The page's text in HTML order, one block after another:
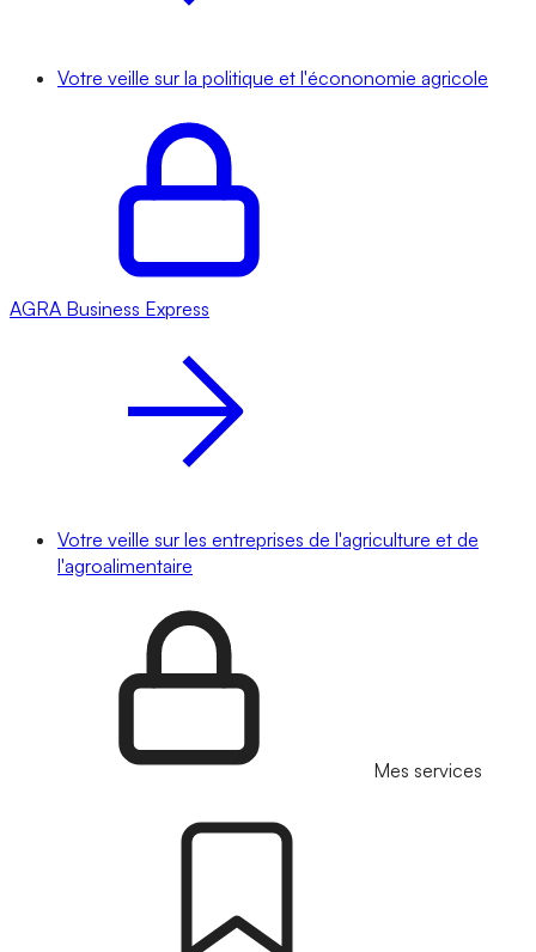
Votre veille sur la politique et l'écononomie agricole
AGRA Business Express
Votre veille sur les entreprises de l'agriculture et de
l'agroalimentaire
Mes services